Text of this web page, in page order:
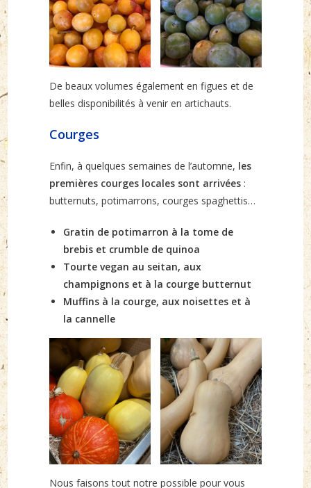
De beaux volumes également en figues et de
belles disponibilités à venir en artichauts.
Courges
Enfin, à quelques semaines de l’automne, les
premières courges locales sont arrivées :
butternuts, potimarrons, courges spaghettis…
Gratin de potimarron à la tome de
brebis et crumble de quinoa
Tourte vegan au seitan, aux
champignons et à la courge butternut
Muffins à la courge, aux noisettes et à
la cannelle
Nous faisons tout notre possible pour vous